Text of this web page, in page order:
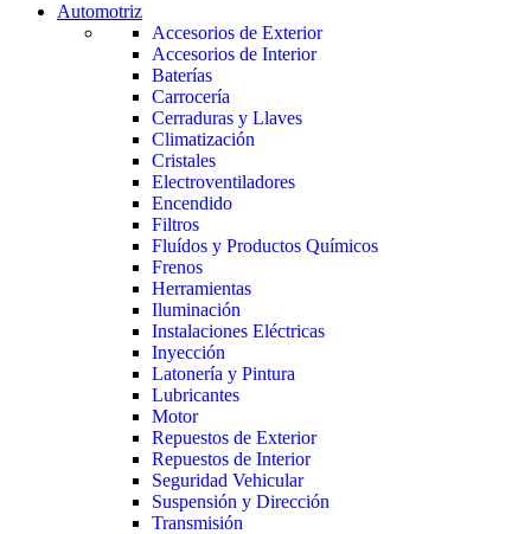
Automotriz
Accesorios de Exterior
Accesorios de Interior
Baterías
Carrocería
Cerraduras y Llaves
Climatización
Cristales
Electroventiladores
Encendido
Filtros
Fluídos y Productos Químicos
Frenos
Herramientas
Iluminación
Instalaciones Eléctricas
Inyección
Latonería y Pintura
Lubricantes
Motor
Repuestos de Exterior
Repuestos de Interior
Seguridad Vehicular
Suspensión y Dirección
Transmisión